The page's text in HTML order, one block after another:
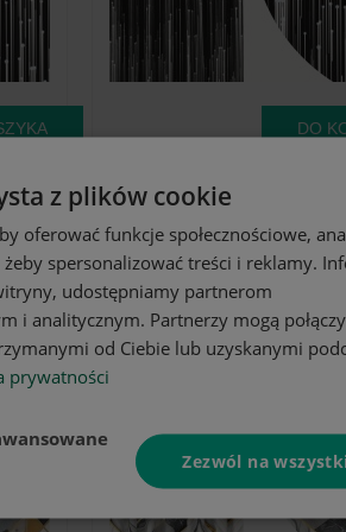
zł
Zasłona półzaciemniająca
czarna z motywem
na taśmie
DO
z plików cookie
oferować funkcje społecznościowe,
spersonalizować treści i reklamy.
udostępniamy partnerom
i analitycznym. Partnerzy mogą
od Ciebie lub uzyskanymi
prywatności
Zezwól na